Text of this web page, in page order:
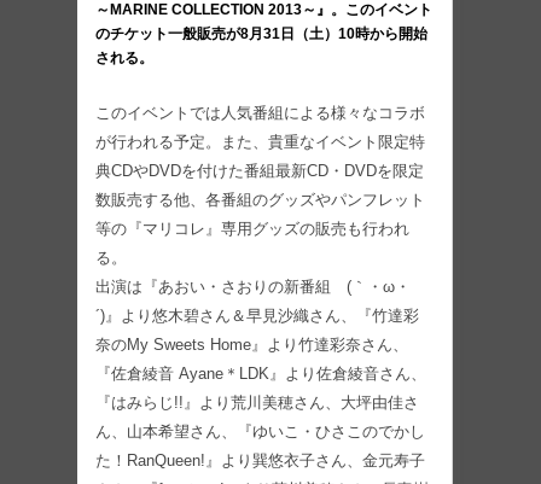
～MARINE COLLECTION 2013～』。このイベント
のチケット一般販売が8月31日（土）10時から開始
される。
このイベントでは人気番組による様々なコラボ
が行われる予定。また、貴重なイベント限定特
典CDやDVDを付けた番組最新CD・DVDを限定
数販売する他、各番組のグッズやパンフレット
等の『マリコレ』専用グッズの販売も行われ
る。
出演は『あおい・さおりの新番組 (｀・ω・
´)』より悠木碧さん＆早見沙織さん、『竹達彩
奈のMy Sweets Home』より竹達彩奈さん、
『佐倉綾音 Ayane＊LDK』より佐倉綾音さん、
『はみらじ!!』より荒川美穂さん、大坪由佳さ
ん、山本希望さん、『ゆいこ・ひさこのでかし
た！RanQueen!』より巽悠衣子さん、金元寿子